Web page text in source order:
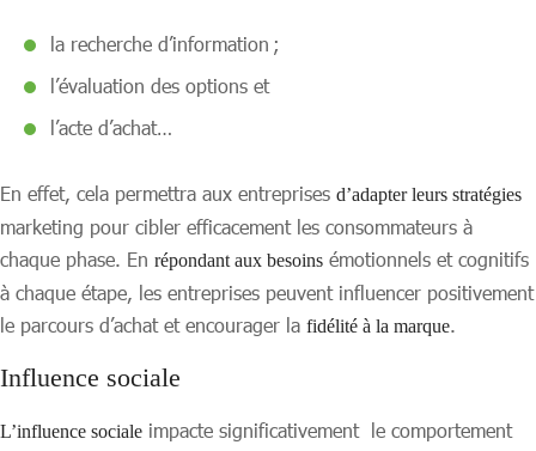
la recherche d’information ;
l’évaluation des options et
l’acte d’achat…
En effet, cela permettra aux entreprises d’adapter leurs stratégies
marketing pour cibler efficacement les consommateurs à
chaque phase. En répondant aux besoins émotionnels et cognitifs
à chaque étape, les entreprises peuvent influencer positivement
le parcours d’achat et encourager la fidélité à la marque.
Influence sociale
L’influence sociale impacte significativement le comportement